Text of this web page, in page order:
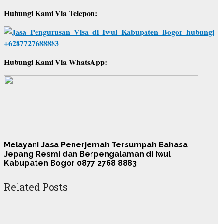
Hubungi Kami Via Telepon:
Hubungi Kami Via WhatsApp:
Melayani Jasa Penerjemah Tersumpah Bahasa
Jepang Resmi dan Berpengalaman di Iwul
Kabupaten Bogor 0877 2768 8883
Related Posts